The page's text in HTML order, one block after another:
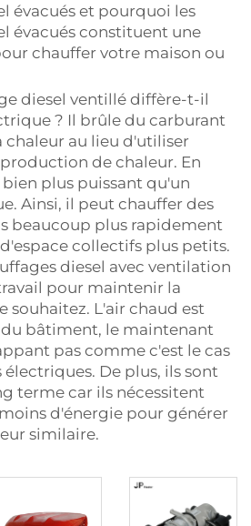
évacués et pourquoi les
évacués constituent une
chauffer votre maison ou
diesel ventillé diffère-t-il
? Il brûle du carburant
au lieu d'utiliser
de chaleur. En
plus puissant qu'un
Ainsi, il peut chauffer des
beaucoup plus rapidement
collectifs plus petits.
diesel avec ventilation
pour maintenir la
souhaitez. L'air chaud est
bâtiment, le maintenant
pas comme c'est le cas
électriques. De plus, ils sont
terme car ils nécessitent
d'énergie pour générer
similaire.